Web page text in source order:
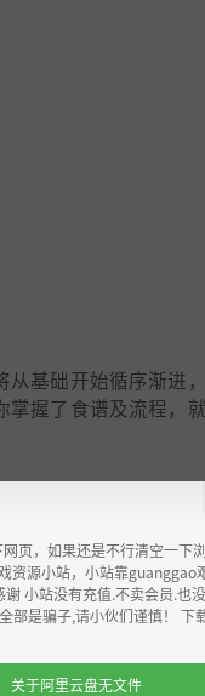
基础开始循序渐进
握了食谱及流程，
页，如果还是不行清空一下
资源小站，小站靠guanggao
小站没有充值.不卖会员.也
部是骗子,请小伙们谨慎！ 下
关于阿里云盘无文件